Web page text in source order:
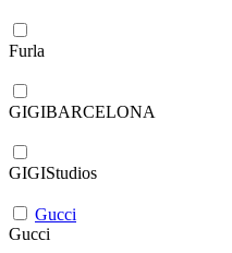
Furla
GIGIBARCELONA
GIGIStudios
Gucci
Gucci